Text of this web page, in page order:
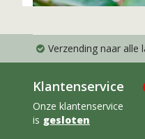
Verzending naar alle
Klantenservice
Onze klantenservice
is gesloten